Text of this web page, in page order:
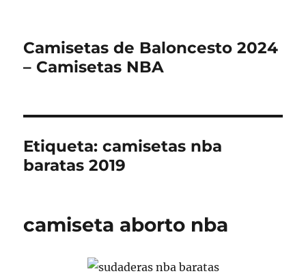
Camisetas de Baloncesto 2024
– Camisetas NBA
Etiqueta:camisetas nba
baratas 2019
camiseta aborto nba